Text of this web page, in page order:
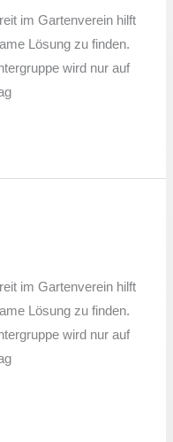
im Gartenverein hilft
Lösung zu finden.
wird nur auf
im Gartenverein hilft
Lösung zu finden.
wird nur auf